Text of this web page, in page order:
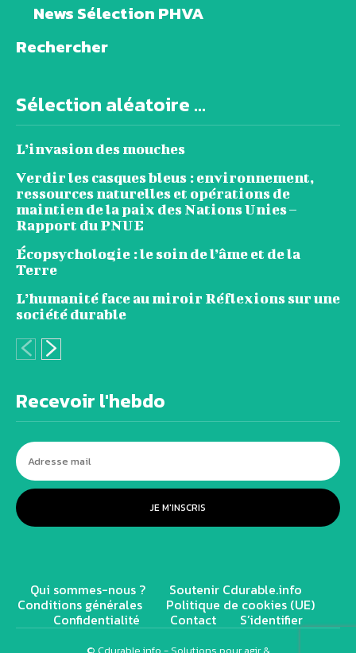
News Sélection PHVA
Rechercher
Sélection aléatoire ...
L’invasion des mouches
Verdir les casques bleus : environnement,
ressources naturelles et opérations de
maintien de la paix des Nations Unies –
Rapport du PNUE
Écopsychologie : le soin de l’âme et de la
Terre
L’humanité face au miroir Réflexions sur une
société durable
Recevoir l'hebdo
JE M'INSCRIS
Qui sommes-nous ? Soutenir Cdurable.info
Conditions générales Politique de cookies (UE)
Confidentialité Contact S’identifier